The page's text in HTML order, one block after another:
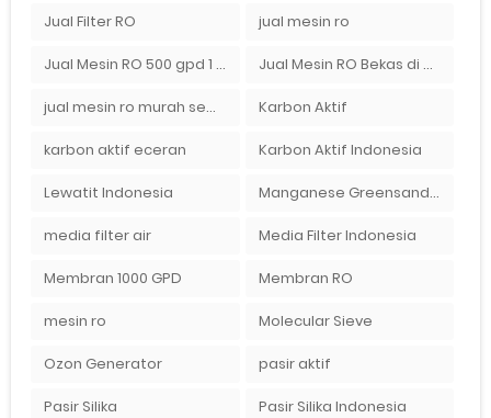
Jual Filter RO jual mesin ro
Jual Mesin RO 500 gpd 1 Membran Jual Mesin RO Bekas di Medan
jual mesin ro murah semarang Karbon Aktif
karbon aktif eceran Karbon Aktif Indonesia
Lewatit Indonesia Manganese Greensand Plus
media filter air Media Filter Indonesia
Membran 1000 GPD Membran RO
mesin ro Molecular Sieve
Ozon Generator pasir aktif
Pasir Silika Pasir Silika Indonesia